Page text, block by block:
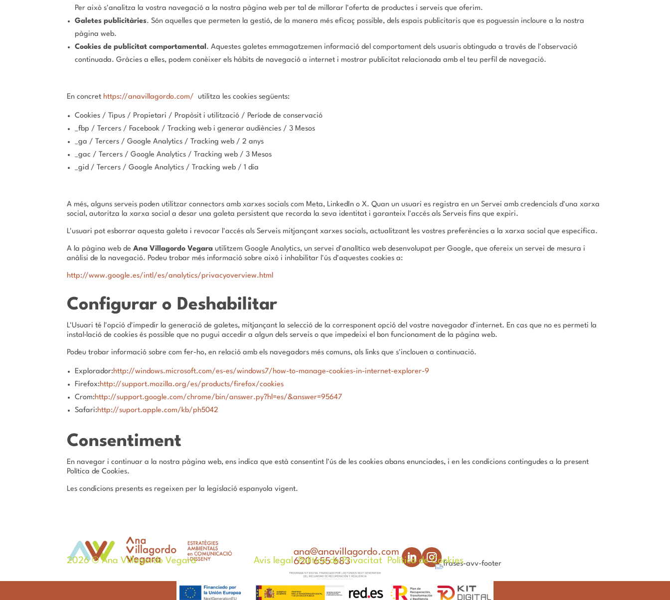
Per això s'analitza la vostra navegació a la nostra pàgina web per tal de millorar l'oferta de productes i serveis que oferim.
Galetes publicitàries. Són aquelles que permeten la gestió, de la manera més eficaç possible, dels espais publicitaris que es poguessin incloure a la nostra
pàgina web.
Cookies de publicitat comportamental. Aquestes galetes emmagatzemen informació del comportament dels usuaris obtinguda a través de l'observació
continuada. Gràcies a elles, podem conèixer els hàbits de navegació a internet i mostrar publicitat relacionada amb el teu perfil de navegació.
En concrethttps://anavillagordo.com/ utilitza les cookies següents:
Cookies / Tipus / Propietari / Propòsit i utilització / Període de conservació
_fbp / Tercers / Facebook / Tracking web i generar audiències / 3 Mesos
_ga / Tercers / Google Analytics / Tracking web / 2 anys
_gac / Tercers / Google Analytics / Tracking web / 3 Mesos
_gid / Tercers / Google Analytics / Tracking web / 1 dia
A més, alguns serveis poden utilitzar connectors amb xarxes socials com Meta, LinkedIn o X. Quan un usuari es registra en un Servei amb credencials d'una xarxa
social, autoritza la xarxa social a desar una galeta persistent que recorda la seva identitat i garanteix l'accés als Serveis fins que expiri.
L'usuari pot esborrar aquesta galeta i revocar l'accés als Serveis mitjançant xarxes socials, actualitzant les vostres preferències a la xarxa social que especifica.
A la pàgina web deAna Villagordo Vegara utilitzem Google Analytics, un servei d'analítica web desenvolupat per Google, que ofereix un servei de mesura i
anàlisi de la navegació. Podeu trobar més informació sobre això i inhabilitar l'ús d'aquestes cookies a:
http://www.google.es/intl/es/analytics/privacyoverview.html
Configurar o Deshabilitar
L'Usuari té l'opció d'impedir la generació de galetes, mitjançant la selecció de la corresponent opció del vostre navegador d'internet. En cas que no es permeti la
instal·lació de cookies és possible que no pugui accedir a algun dels serveis o que impedeixi el bon funcionament de la pàgina web.
Podeu trobar informació sobre com fer-ho, en relació amb els navegadors més comuns, als links que s'inclouen a continuació.
Explorador:http://windows.microsoft.com/es-es/windows7/how-to-manage-cookies-in-internet-explorer-9
Firefox:http://support.mozilla.org/es/products/firefox/cookies
Crom:http://support.google.com/chrome/bin/answer.py?hl=es/&answer=95647
Safari:http://suport.apple.com/kb/ph5042
Consentiment
En navegar i continuar a la nostra pàgina web, ens indica que està consentint l'ús de les cookies abans enunciades, i en les condicions contingudes a la present
Política de Cookies.
Les condicions presents es regeixen per la legislació espanyola vigent.
ana@anavillagordo.com
620 655 683
2026 © Ana Villagordo Vegara Avis legal Política de Privacitat Política de Cookies